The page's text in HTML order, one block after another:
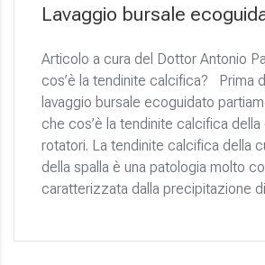
Lavaggio bursale
Articolo a cura del Dottor Antonio
cos’è la tendinite calcifica? Prima
lavaggio bursale ecoguidato
che cos’è la tendinite calcifica della
rotatori. La tendinite calcifica della
della spalla è una patologia molto
caratterizzata dalla precipitazione